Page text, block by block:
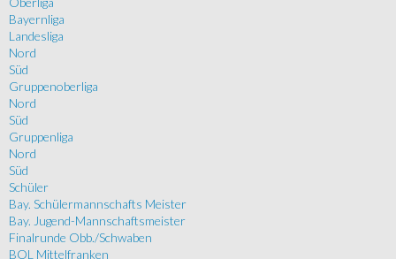
Bayernliga
Landesliga
Nord
Süd
Gruppenoberliga
Nord
Süd
Gruppenliga
Nord
Süd
Schüler
Bay. Schülermannschafts Meister
Bay. Jugend-Mannschaftsmeister
Finalrunde Obb./Schwaben
BOL Mittelfranken